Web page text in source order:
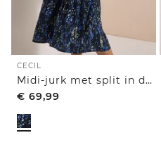
CECIL
Midi-jurk met split in de hals en print
€ 69,99